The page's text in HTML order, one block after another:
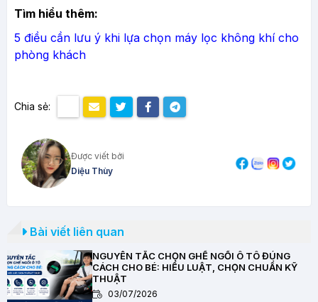
Tìm hiểu thêm:
5 điều cần lưu ý khi lựa chọn máy lọc không khí cho
phòng khách
Chia sẻ:
Được viết bởi
Diệu Thùy
Bài viết liên quan
NGUYÊN TẮC CHỌN GHẾ NGỒI Ô TÔ ĐÚNG
CÁCH CHO BÉ: HIỂU LUẬT, CHỌN CHUẨN KỸ
THUẬT
03/07/2026